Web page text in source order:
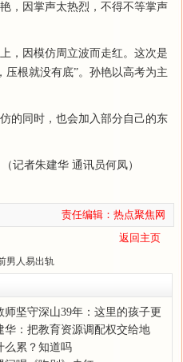
，因掌声太热烈，不得不等掌声
，因模仿周立波而走红。这次是
压根就没有底”。孙艳以高考为主
的同时，也会加入部分自己的东
记者朱建华 通讯员何凤）
责任编辑：热点聚焦网
返回主页
男人易出轨
师坚守深山39年：这里的孩子更
华：把教育资源调配权交给地
系
么累？知道吗